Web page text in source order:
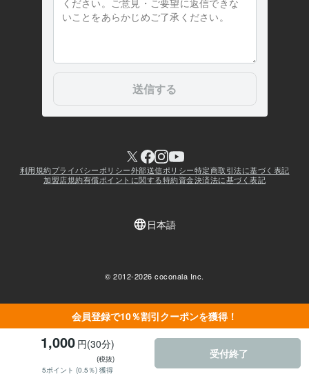
会員登録で10％割引クーポンを獲得！
1,000 円(30分)
(税抜)
5ポイント (0.5％) 獲得
受付終了